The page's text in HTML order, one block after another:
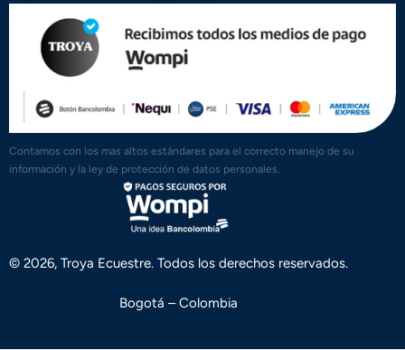
Contamos con los mas altos estándares para el correcto manejo de su
información y la ley de protección de datos personales.
© 2026, Troya Ecuestre. Todos los derechos reservados.
Bogotá – Colombia